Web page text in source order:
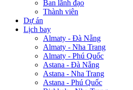
Ban lãnh đạo
Thành viên
Dự án
Lịch bay
Almaty - Đà Nẵng
Almaty - Nha Trang
Almaty - Phú Quốc
Astana - Đà Nẵng
Astana - Nha Trang
Astana - Phú Quốc